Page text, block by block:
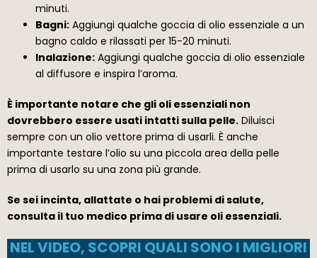
minuti.
Bagni: Aggiungi qualche goccia di olio essenziale a un
bagno caldo e rilassati per 15-20 minuti.
Inalazione: Aggiungi qualche goccia di olio essenziale
al diffusore e inspira l’aroma.
È importante notare che gli oli essenziali non
dovrebbero essere usati intatti sulla pelle. Diluisci
sempre con un olio vettore prima di usarli. È anche
importante testare l’olio su una piccola area della pelle
prima di usarlo su una zona più grande.
Se sei incinta, allattate o hai problemi di salute,
consulta il tuo medico prima di usare oli essenziali.
NEL VIDEO, SCOPRI QUALI SONO I MIGLIORI